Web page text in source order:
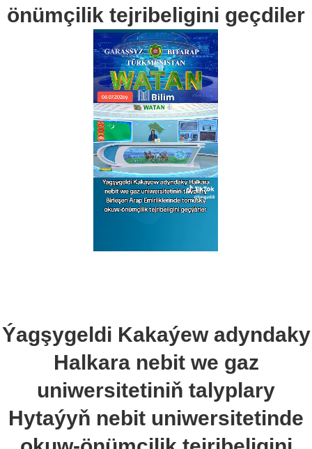
önümçilik tejribeligini geçdiler
Ýagşygeldi Kakaýew adyndaky
Halkara nebit we gaz
uniwersitetiniň talyplary
Hytaýyň nebit uniwersitetinde